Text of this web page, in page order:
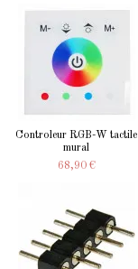
Controleur RGB-W tactile
mural
68,90 €